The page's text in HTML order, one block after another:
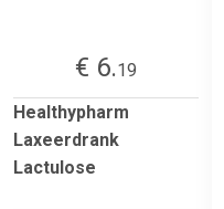
€ 6.19
Healthypharm
Laxeerdrank
Lactulose